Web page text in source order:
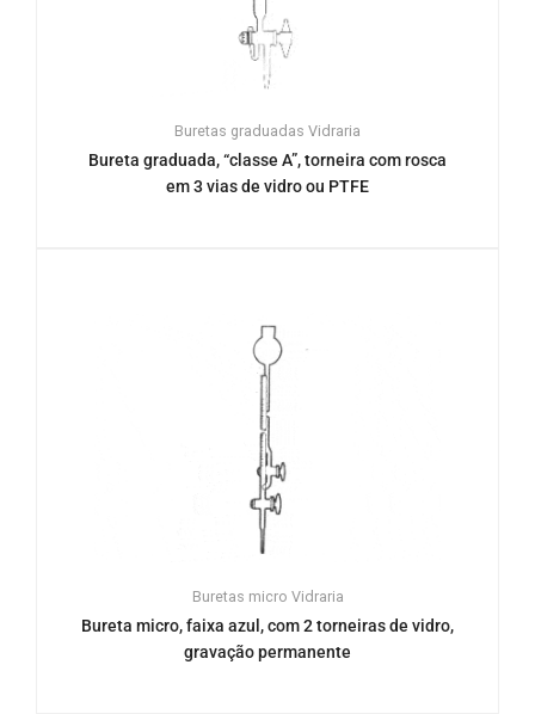
Buretas graduadas Vidraria
Bureta graduada, “classe A”, torneira com rosca
em 3 vias de vidro ou PTFE
Buretas micro Vidraria
Bureta micro, faixa azul, com 2 torneiras de vidro,
gravação permanente